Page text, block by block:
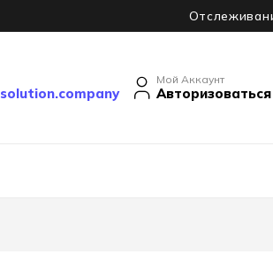
Мой Аккаунт
Авторизоваться